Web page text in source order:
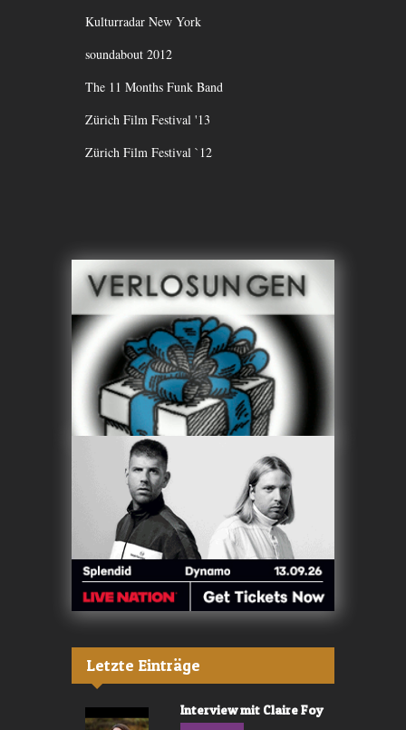
Kulturradar New York
soundabout 2012
The 11 Months Funk Band
Zürich Film Festival '13
Zürich Film Festival `12
Letzte Einträge
Interview mit Claire Foy